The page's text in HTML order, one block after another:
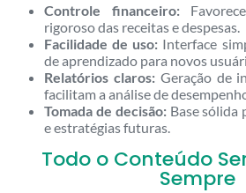
Controle financeiro:
rigoroso das receitas e despesas.
Facilidade de uso: Interface
de aprendizado para novos
Relatórios claros:Geração de
facilitam a análise de
Tomada de decisão:Base sólida
e estratégias futuras.
Todo o Conteúdo
Sempre